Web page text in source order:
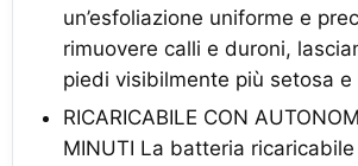
un’esfoliazione uniforme e
rimuovere calli e duroni,
piedi visibilmente più setosa e
RICARICABILE CON
MINUTI La batteria